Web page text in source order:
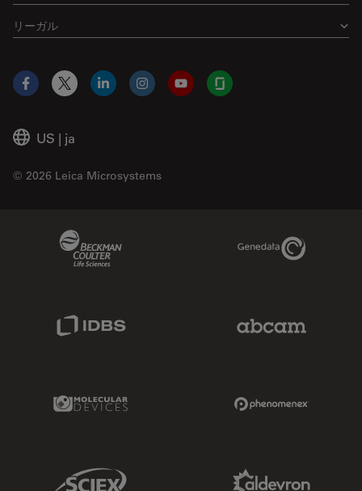
リーガル
US | ja
© 2026 Leica Microsystems
Facebook
X LinkedInInstagramYouTubeGlassdoor
Genedata Link
Molecular Devices Link
Sciex Link